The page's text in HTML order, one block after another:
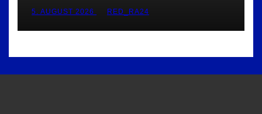
5. AUGUST 2026 RED_RA24